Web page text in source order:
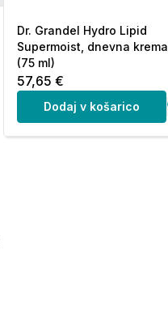
Dr. Grandel Hydro Lipid
Supermoist, dnevna krema
(75 ml)
57,65 €
Dodaj v košarico